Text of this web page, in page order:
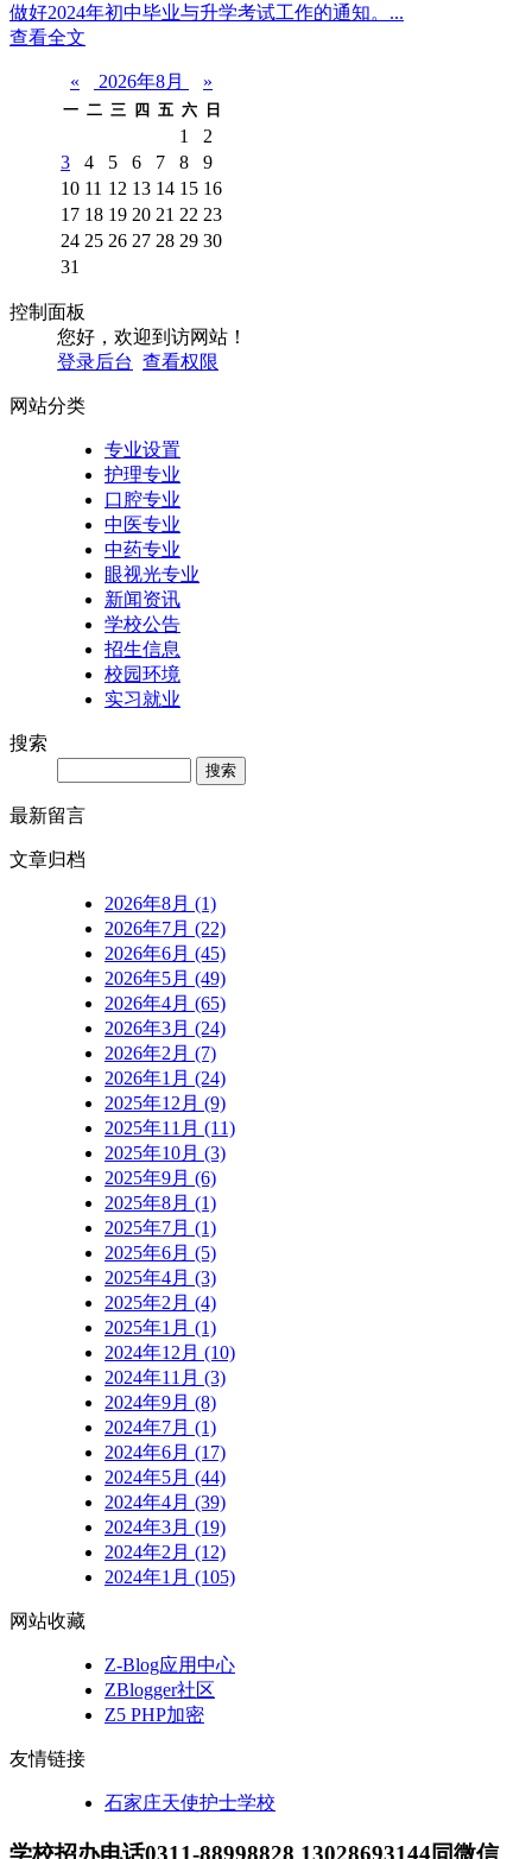
做好2024年初中毕业与升学考试工作的通知。...
查看全文
« 2026年8月 »
一 二 三 四 五 六 日
1
2
3
4 5 6 7 8
9
10 11 12 13 14 15 16
17 18 19 20 21 22 23
24 25 26 27 28 29 30
31
控制面板
您好，欢迎到访网站！
登录后台 查看权限
网站分类
专业设置
护理专业
口腔专业
中医专业
中药专业
眼视光专业
新闻资讯
学校公告
招生信息
校园环境
实习就业
搜索
最新留言
文章归档
2026年8月 (1)
2026年7月 (22)
2026年6月 (45)
2026年5月 (49)
2026年4月 (65)
2026年3月 (24)
2026年2月 (7)
2026年1月 (24)
2025年12月 (9)
2025年11月 (11)
2025年10月 (3)
2025年9月 (6)
2025年8月 (1)
2025年7月 (1)
2025年6月 (5)
2025年4月 (3)
2025年2月 (4)
2025年1月 (1)
2024年12月 (10)
2024年11月 (3)
2024年9月 (8)
2024年7月 (1)
2024年6月 (17)
2024年5月 (44)
2024年4月 (39)
2024年3月 (19)
2024年2月 (12)
2024年1月 (105)
网站收藏
Z-Blog应用中心
ZBlogger社区
Z5 PHP加密
友情链接
石家庄天使护士学校
学校招办电话0311-88998828 13028693144同微信